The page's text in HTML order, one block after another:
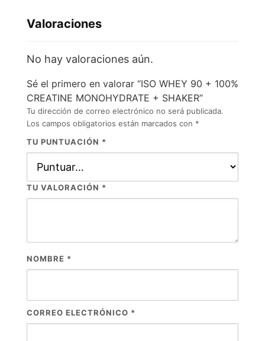
Valoraciones
No hay valoraciones aún.
Sé el primero en valorar “ISO WHEY 90 + 100%
CREATINE MONOHYDRATE + SHAKER”
Tu dirección de correo electrónico no será publicada.
Los campos obligatorios están marcados con *
TU PUNTUACIÓN *
TU VALORACIÓN *
NOMBRE *
CORREO ELECTRÓNICO *